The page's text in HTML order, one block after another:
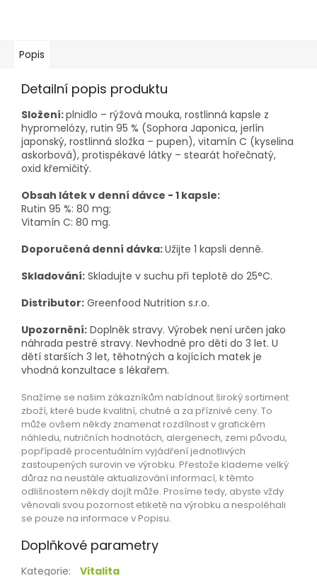
Popis
Detailní popis produktu
Složení:plnidlo – rýžová mouka, rostlinná kapsle z
hypromelózy, rutin 95 % (Sophora Japonica, jerlín
japonský, rostlinná složka – pupen), vitamín C (kyselina
askorbová), protispékavé látky – stearát hořečnatý,
oxid křemičitý.
Obsah látek v denní dávce - 1 kapsle:
Rutin 95 %: 80 mg;
Vitamín C: 80 mg.
Doporučená denní dávka:Užijte 1 kapsli denně.
Skladování: Skladujte v suchu při teplotě do 25°C.
Distributor: Greenfood Nutrition s.r.o.
Upozornění: Doplněk stravy. Výrobek není určen jako
náhrada pestré stravy. Nevhodné pro děti do 3 let. U
dětí starších 3 let, těhotných a kojících matek je
vhodná konzultace s lékařem.
Snažíme se našim zákazníkům nabídnout široký sortiment
zboží, které bude kvalitní, chutné a za příznivé ceny. To
může ovšem někdy znamenat rozdílnost v grafickém
náhledu, nutričních hodnotách, alergenech, zemi původu,
popřípadě procentuálním vyjádření jednotlivých
zastoupených surovin ve výrobku. Přestože klademe velký
důraz na neustále aktualizování informací, k těmto
odlišnostem někdy dojít může. Prosíme tedy, abyste vždy
věnovali svou pozornost etiketě na výrobku a nespoléhali
se pouze na informace v Popisu.
Doplňkové parametry
Kategorie: Vitalita